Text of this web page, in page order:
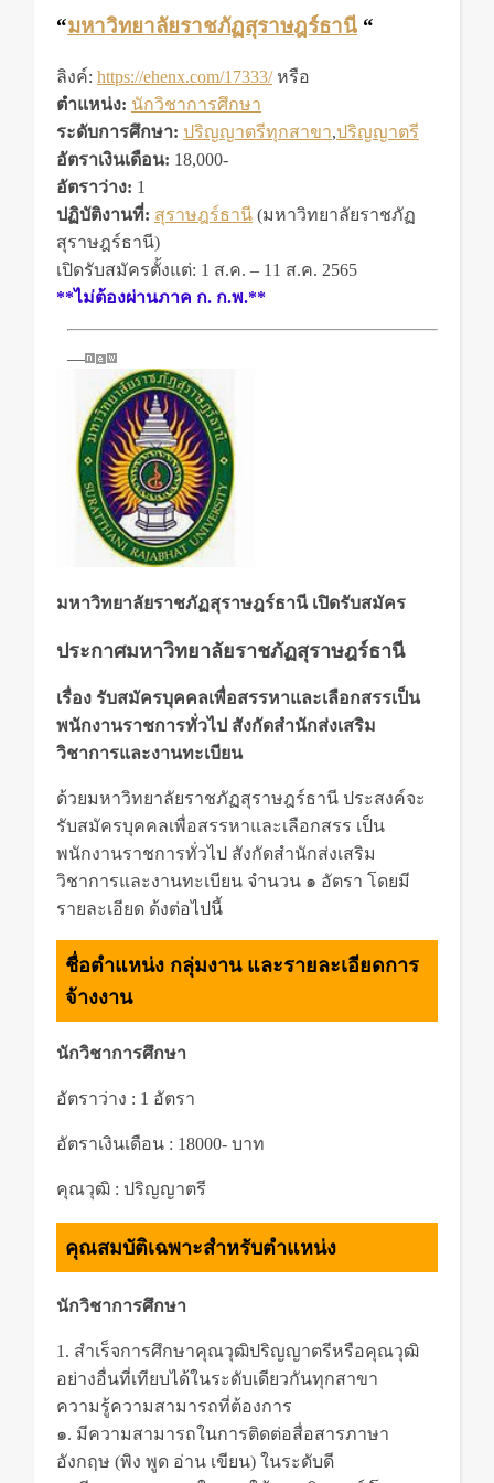
“มหาวิทยาลัยราชภัฏสุราษฎร์ธานี “
ลิงค์: https://ehenx.com/17333/หรือ
ตำแหน่ง: นักวิชาการศึกษา
ระดับการศึกษา: ปริญญาตรีทุกสาขา,ปริญญาตรี
อัตราเงินเดือน: 18,000-
อัตราว่าง: 1
ปฏิบัติงานที่: สุราษฎร์ธานี (มหาวิทยาลัยราชภัฏ
สุราษฎร์ธานี)
เปิดรับสมัครตั้งแต่: 1 ส.ค. – 11 ส.ค. 2565
**ไม่ต้องผ่านภาค ก. ก.พ.**
—
มหาวิทยาลัยราชภัฏสุราษฎร์ธานี เปิดรับสมัคร
ประกาศมหาวิทยาลัยราชภัฏสุราษฎร์ธานี
เรื่อง รับสมัครบุคคลเพื่อสรรหาและเลือกสรรเป็น
พนักงานราชการทั่วไป สังกัดสำนักส่งเสริม
วิชาการและงานทะเบียน
ด้วยมหาวิทยาลัยราชภัฏสุราษฎร์ธานี ประสงค์จะ
รับสมัครบุคคลเพื่อสรรหาและเลือกสรร เป็น
พนักงานราชการทั่วไป สังกัดสำนักส่งเสริม
วิชาการและงานทะเบียน จำนวน ๑ อัตรา โดยมี
รายละเอียด ด้งต่อไปนี้
ชื่อตำแหน่ง กลุ่มงาน และรายละเอียดการ
จ้างงาน
นักวิชาการศึกษา
อัตราว่าง : 1 อัตรา
อัตราเงินเดือน : 18000- บาท
คุณวุฒิ : ปริญญาตรี
คุณสมบัติเฉพาะสำหรับตำแหน่ง
นักวิชาการศึกษา
1. สำเร็จการศึกษาคุณวุฒิปริญญาตรีหรือคุณวุฒิ
อย่างอื่นที่เทียบได้ในระดับเดียวกันทุกสาขา
ความรู้ความสามารถที่ต้องการ
๑. มีความสามารถในการติดต่อสื่อสารภาษา
อังกฤษ (พิง พูด อ่าน เขียน) ในระดับดี